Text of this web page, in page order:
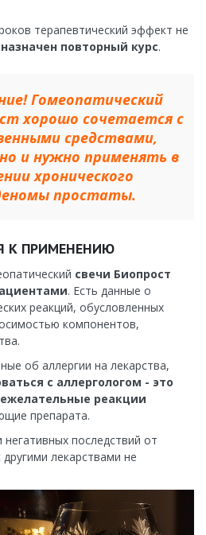
терапевтический эффект не
повторный курс.
Гомеопатический
хорошо сочетается с
средствами,
и нужно применять в
хронического
простаты.
К ПРИМЕНЕНИЮ
свечи Биопрост
. Есть данные о
реакций, обусловленных
компонентов,
об аллергии на лекарства,
с аллергологом - это
реакции
препарата.
последствий от
лекарствами не